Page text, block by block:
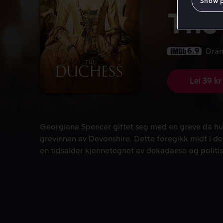
The
6.9
Lei 39 kr
Georgiana Spencer giftet seg med en greve da
Georgiana Spencer giftet seg med en greve da
grevinnen av Devonshire. Dette foregikk midt i
en tidsalder kjennetegnet av dekadanse og